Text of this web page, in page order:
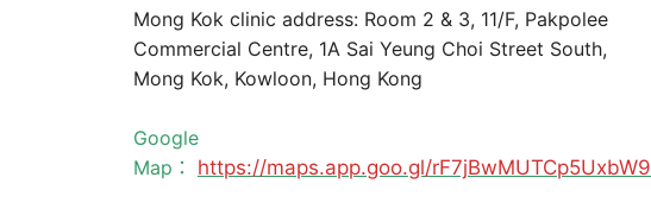
Mong Kok clinic address: Room 2 & 3, 11/F, Pakpolee
Commercial Centre, 1A Sai Yeung Choi Street South,
Mong Kok, Kowloon, Hong Kong
Google
Map： https://maps.app.goo.gl/rF7jBwMUTCp5UxbW9